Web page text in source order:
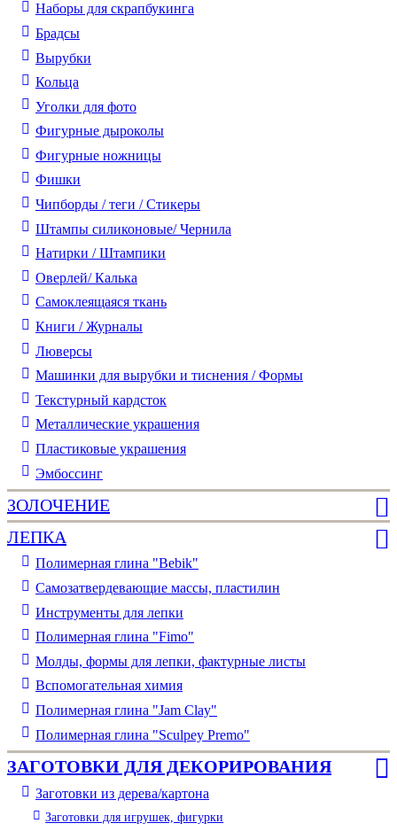
Наборы для скрапбукинга
Брадсы
Вырубки
Кольца
Уголки для фото
Фигурные дыроколы
Фигурные ножницы
Фишки
Чипборды / теги / Стикеры
Штампы силиконовые/ Чернила
Натирки / Штампики
Оверлей/ Калька
Самоклеящаяся ткань
Книги / Журналы
Люверсы
Машинки для вырубки и тиснения / Формы
Текстурный кардсток
Металлические украшения
Пластиковые украшения
Эмбоссинг
ЗОЛОЧЕНИЕ
ЛЕПКА
Полимерная глина "Bebik"
Самозатвердевающие массы, пластилин
Инструменты для лепки
Полимерная глина "Fimo"
Молды, формы для лепки, фактурные листы
Вспомогательная химия
Полимерная глина "Jam Clay"
Полимерная глина "Sculpey Premo"
ЗАГОТОВКИ ДЛЯ ДЕКОРИРОВАНИЯ
Заготовки из дерева/картона
Заготовки для игрушек, фигурки